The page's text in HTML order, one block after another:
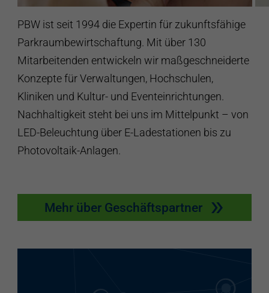
PBW ist seit 1994 die Expertin für zukunftsfähige
Parkraumbewirtschaftung. Mit über 130
Mitarbeitenden entwickeln wir maßgeschneiderte
Konzepte für Verwaltungen, Hochschulen,
Kliniken und Kultur- und Eventeinrichtungen.
Nachhaltigkeit steht bei uns im Mittelpunkt – von
LED-Beleuchtung über E-Ladestationen bis zu
Photovoltaik-Anlagen.
Mehr über Geschäftspartner